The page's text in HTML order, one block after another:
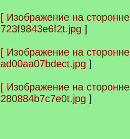
[ Изображение на
723f9843e6f2t.jpg ]
[ Изображение на
ad00aa07bdect.jpg ]
[ Изображение на
280884b7c7e0t.jpg ]